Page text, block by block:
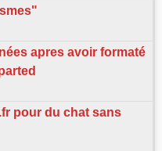
apres avoir formaté
pour du chat sans